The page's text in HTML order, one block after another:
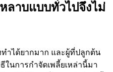
ลาบแบบทั่วไปจึงไม่
ำได้ยากมาก และผู้ที่ปลูกต้น
ในการกำจัดเพลี้ยเหล่านี้มา